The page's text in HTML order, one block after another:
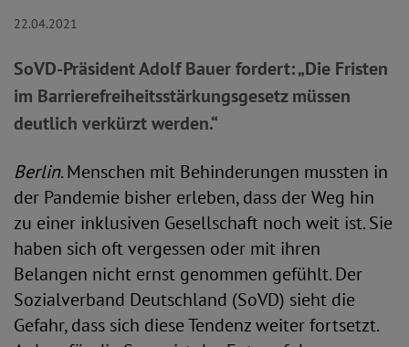
22.04.2021
SoVD-Präsident Adolf Bauer fordert: „Die Fristen
im Barrierefreiheitsstärkungsgesetz müssen
deutlich verkürzt werden.“
Berlin. Menschen mit Behinderungen mussten in
der Pandemie bisher erleben, dass der Weg hin
zu einer inklusiven Gesellschaft noch weit ist. Sie
haben sich oft vergessen oder mit ihren
Belangen nicht ernst genommen gefühlt. Der
Sozialverband Deutschland (SoVD) sieht die
Gefahr, dass sich diese Tendenz weiter fortsetzt.